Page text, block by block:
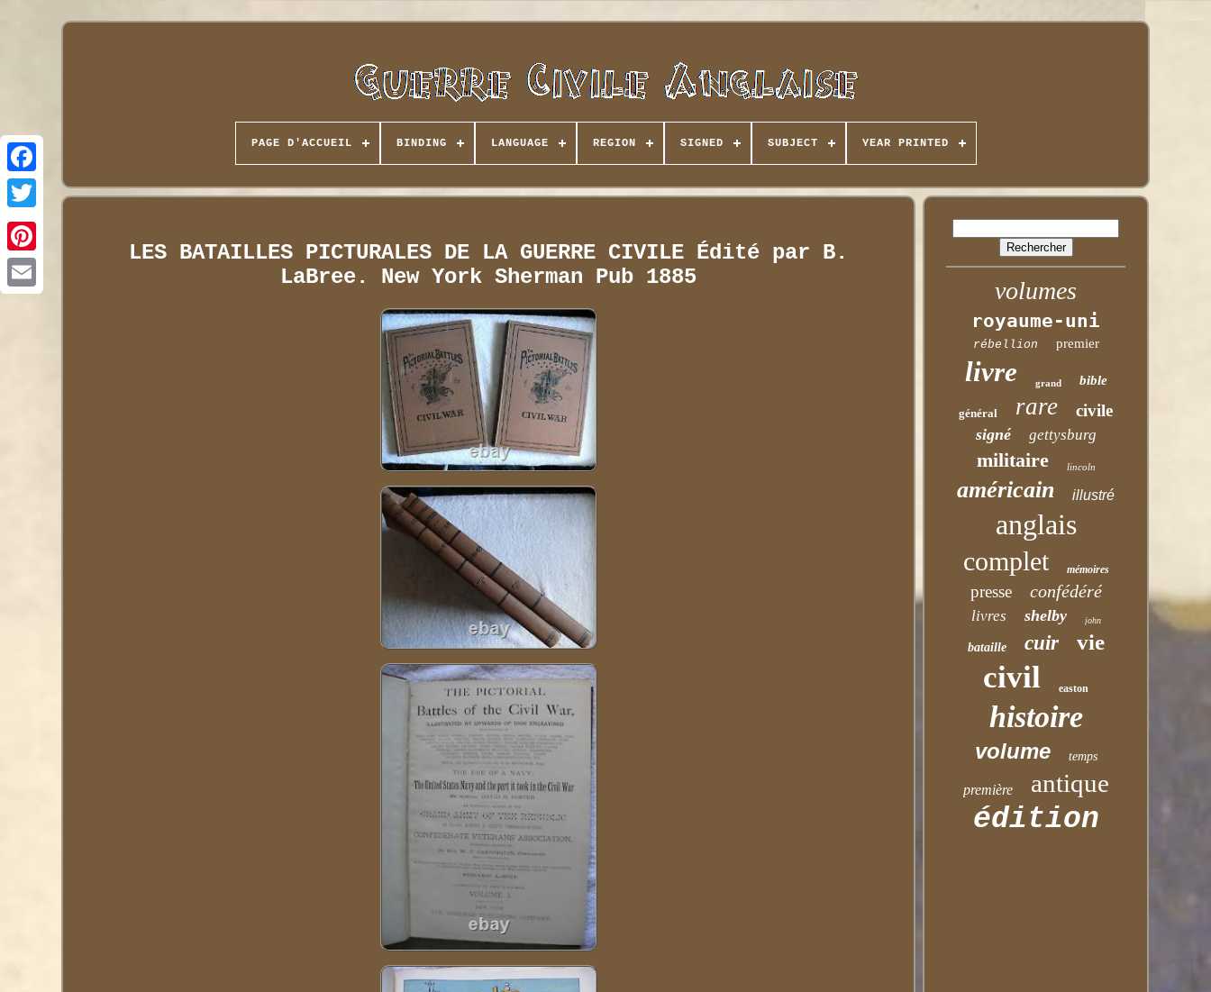
PAGE D'ACCUEIL BINDING LANGUAGE REGION SIGNED SUBJECT YEAR PRINTED
LES BATAILLES PICTURALES DE LA GUERRE CIVILE Édité par B.
LaBree. New York Sherman Pub 1885
volumes
royaume-uni
rébellion premier
livre grand bible
général rare civile
signé gettysburg
militaire lincoln
américain illustré
anglais
complet mémoires
presse confédéré
livres shelby john
bataille cuir vie
civil easton
histoire
volume temps
première antique
édition